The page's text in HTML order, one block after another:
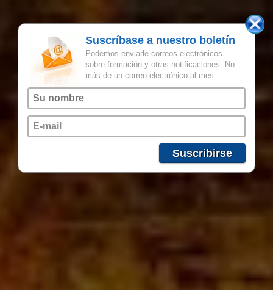
Suscríbase a nuestro boletín
Podemos enviarle correos electrónicos
sobre formación y otras notificaciones. No
más de un correo electrónico al mes.
Suscribirse